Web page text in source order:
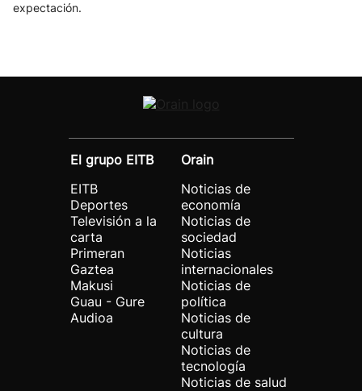
expectación.
El grupo EITB
EITB
Deportes
Televisión a la
carta
Primeran
Gaztea
Makusi
Guau - Gure
Audioa
Orain
Noticias de
economía
Noticias de
sociedad
Noticias
internacionales
Noticias de
política
Noticias de
cultura
Noticias de
tecnología
Noticias de salud